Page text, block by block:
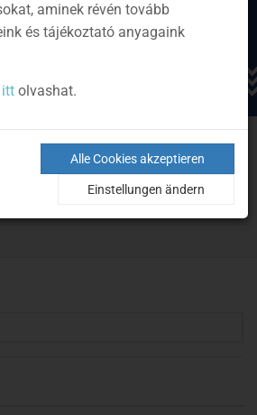
Karten
aminek révén tovább
és tájékoztató anyagaink
ittolvashat.
Alle Cookies akzeptieren
Einstellungen ändern